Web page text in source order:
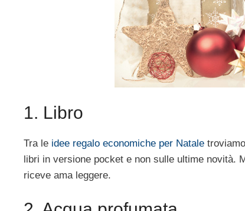
1. Libro
Tra le idee regalo economiche per Natale
libri in versione pocket e non sulle ultime novità.
riceve ama leggere.